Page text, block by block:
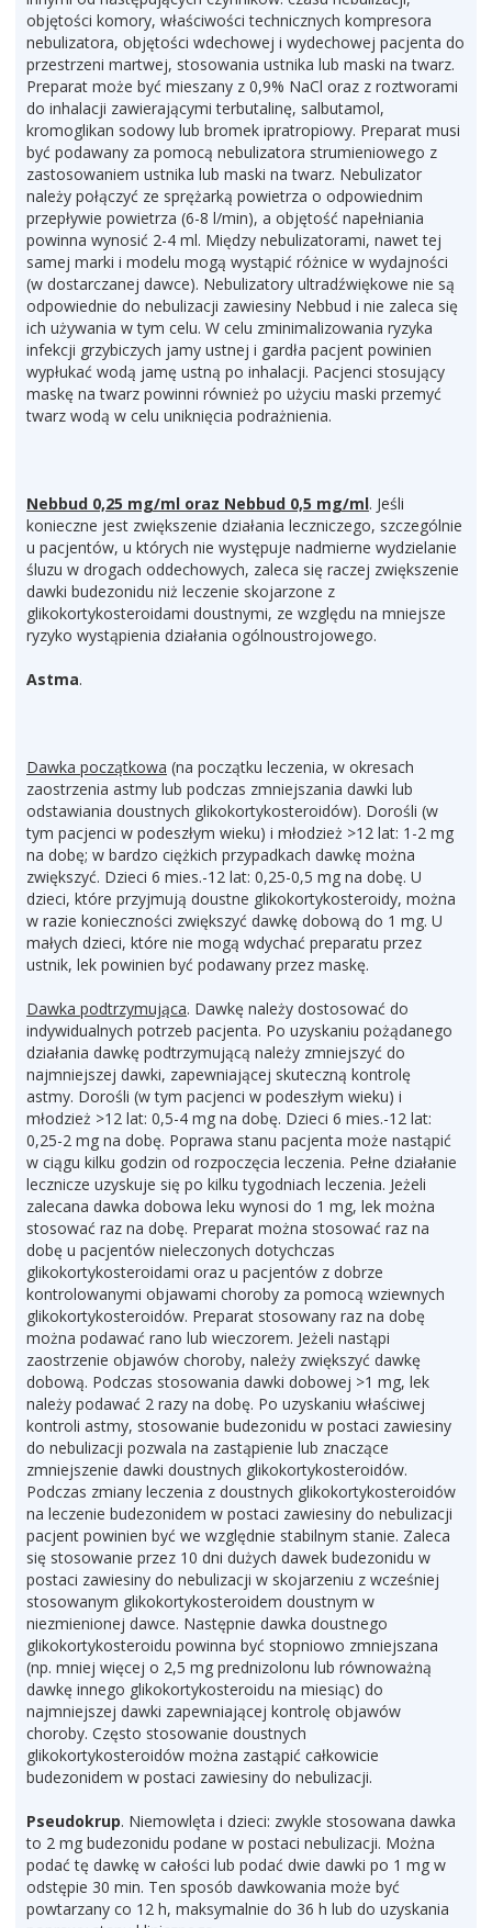
objętości komory, właściwości technicznych kompresora
nebulizatora, objętości wdechowej i wydechowej pacjenta do
przestrzeni martwej, stosowania ustnika lub maski na twarz.
Preparat może być mieszany z 0,9% NaCl oraz z roztworami
do inhalacji zawierającymi terbutalinę, salbutamol,
kromoglikan sodowy lub bromek ipratropiowy. Preparat musi
być podawany za pomocą nebulizatora strumieniowego z
zastosowaniem ustnika lub maski na twarz. Nebulizator
należy połączyć ze sprężarką powietrza o odpowiednim
przepływie powietrza (6-8 l/min), a objętość napełniania
powinna wynosić 2-4 ml. Między nebulizatorami, nawet tej
samej marki i modelu mogą wystąpić różnice w wydajności
(w dostarczanej dawce). Nebulizatory ultradźwiękowe nie są
odpowiednie do nebulizacji zawiesiny Nebbud i nie zaleca się
ich używania w tym celu. W celu zminimalizowania ryzyka
infekcji grzybiczych jamy ustnej i gardła pacjent powinien
wypłukać wodą jamę ustną po inhalacji. Pacjenci stosujący
maskę na twarz powinni również po użyciu maski przemyć
twarz wodą w celu uniknięcia podrażnienia.
Nebbud 0,25 mg/ml oraz Nebbud 0,5 mg/ml. Jeśli
konieczne jest zwiększenie działania leczniczego, szczególnie
u pacjentów, u których nie występuje nadmierne wydzielanie
śluzu w drogach oddechowych, zaleca się raczej zwiększenie
dawki budezonidu niż leczenie skojarzone z
glikokortykosteroidami doustnymi, ze względu na mniejsze
ryzyko wystąpienia działania ogólnoustrojowego.
Astma.
Dawka początkowa (na początku leczenia, w okresach
zaostrzenia astmy lub podczas zmniejszania dawki lub
odstawiania doustnych glikokortykosteroidów). Dorośli (w
tym pacjenci w podeszłym wieku) i młodzież >12 lat: 1-2 mg
na dobę; w bardzo ciężkich przypadkach dawkę można
zwiększyć. Dzieci 6 mies.-12 lat: 0,25-0,5 mg na dobę. U
dzieci, które przyjmują doustne glikokortykosteroidy, można
w razie konieczności zwiększyć dawkę dobową do 1 mg. U
małych dzieci, które nie mogą wdychać preparatu przez
ustnik, lek powinien być podawany przez maskę.
Dawka podtrzymująca. Dawkę należy dostosować do
indywidualnych potrzeb pacjenta. Po uzyskaniu pożądanego
działania dawkę podtrzymującą należy zmniejszyć do
najmniejszej dawki, zapewniającej skuteczną kontrolę
astmy. Dorośli (w tym pacjenci w podeszłym wieku) i
młodzież >12 lat: 0,5-4 mg na dobę. Dzieci 6 mies.-12 lat:
0,25-2 mg na dobę. Poprawa stanu pacjenta może nastąpić
w ciągu kilku godzin od rozpoczęcia leczenia. Pełne działanie
lecznicze uzyskuje się po kilku tygodniach leczenia. Jeżeli
zalecana dawka dobowa leku wynosi do 1 mg, lek można
stosować raz na dobę. Preparat można stosować raz na
dobę u pacjentów nieleczonych dotychczas
glikokortykosteroidami oraz u pacjentów z dobrze
kontrolowanymi objawami choroby za pomocą wziewnych
glikokortykosteroidów. Preparat stosowany raz na dobę
można podawać rano lub wieczorem. Jeżeli nastąpi
zaostrzenie objawów choroby, należy zwiększyć dawkę
dobową. Podczas stosowania dawki dobowej >1 mg, lek
należy podawać 2 razy na dobę. Po uzyskaniu właściwej
kontroli astmy, stosowanie budezonidu w postaci zawiesiny
do nebulizacji pozwala na zastąpienie lub znaczące
zmniejszenie dawki doustnych glikokortykosteroidów.
Podczas zmiany leczenia z doustnych glikokortykosteroidów
na leczenie budezonidem w postaci zawiesiny do nebulizacji
pacjent powinien być we względnie stabilnym stanie. Zaleca
się stosowanie przez 10 dni dużych dawek budezonidu w
postaci zawiesiny do nebulizacji w skojarzeniu z wcześniej
stosowanym glikokortykosteroidem doustnym w
niezmienionej dawce. Następnie dawka doustnego
glikokortykosteroidu powinna być stopniowo zmniejszana
(np. mniej więcej o 2,5 mg prednizolonu lub równoważną
dawkę innego glikokortykosteroidu na miesiąc) do
najmniejszej dawki zapewniającej kontrolę objawów
choroby. Często stosowanie doustnych
glikokortykosteroidów można zastąpić całkowicie
budezonidem w postaci zawiesiny do nebulizacji.
Pseudokrup. Niemowlęta i dzieci: zwykle stosowana dawka
to 2 mg budezonidu podane w postaci nebulizacji. Można
podać tę dawkę w całości lub podać dwie dawki po 1 mg w
odstępie 30 min. Ten sposób dawkowania może być
powtarzany co 12 h, maksymalnie do 36 h lub do uzyskania